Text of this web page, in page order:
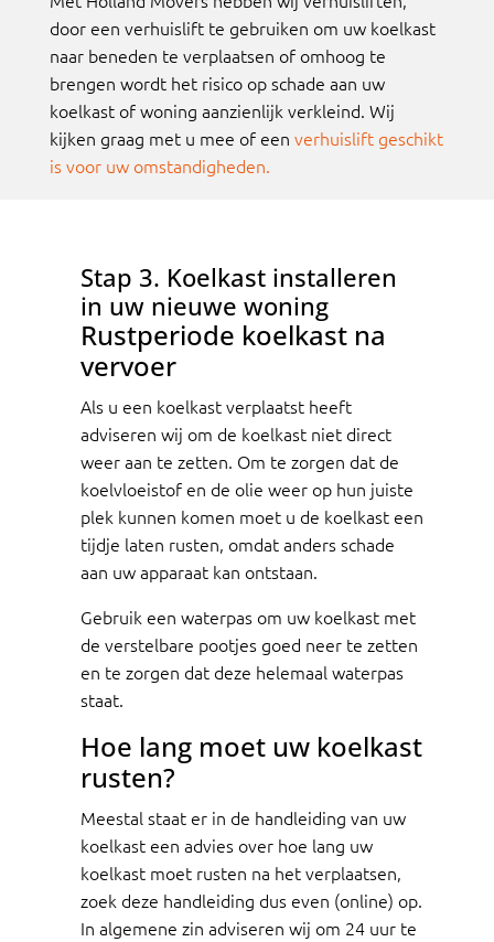
door een verhuislift te gebruiken om uw koelkast
naar beneden te verplaatsen of omhoog te
brengen wordt het risico op schade aan uw
koelkast of woning aanzienlijk verkleind. Wij
kijken graag met u mee of een verhuislift geschikt
is voor uw omstandigheden.
Stap 3. Koelkast installeren
in uw nieuwe woning
Rustperiode koelkast na
vervoer
Als u een koelkast verplaatst heeft
adviseren wij om de koelkast niet direct
weer aan te zetten. Om te zorgen dat de
koelvloeistof en de olie weer op hun juiste
plek kunnen komen moet u de koelkast een
tijdje laten rusten, omdat anders schade
aan uw apparaat kan ontstaan.
Gebruik een waterpas om uw koelkast met
de verstelbare pootjes goed neer te zetten
en te zorgen dat deze helemaal waterpas
staat.
Hoe lang moet uw koelkast
rusten?
Meestal staat er in de handleiding van uw
koelkast een advies over hoe lang uw
koelkast moet rusten na het verplaatsen,
zoek deze handleiding dus even (online) op.
In algemene zin adviseren wij om 24 uur te